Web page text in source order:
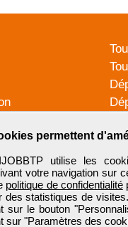
permettent
utilise les
votre navigation sur
politique de confidentialité
des statistiques de
sur le bouton
sur "Paramètres des